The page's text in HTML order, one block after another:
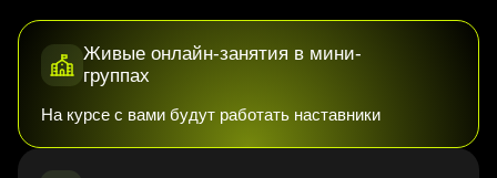
Живые онлайн-занятия в мини-
группах
На курсе с вами будут работать наставники